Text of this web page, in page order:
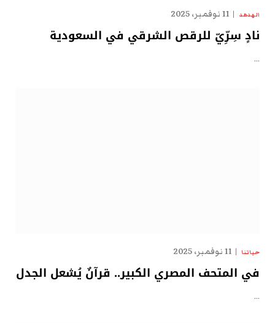
الهدهد 11 نوفمبر، 2025
نادٍ سِرِّيّ للرقص الشرقي في السعودية
…
حياتنا 11 نوفمبر، 2025
في المتحف المصري الكبير.. قرآنٌ يُشعل الجدل
…